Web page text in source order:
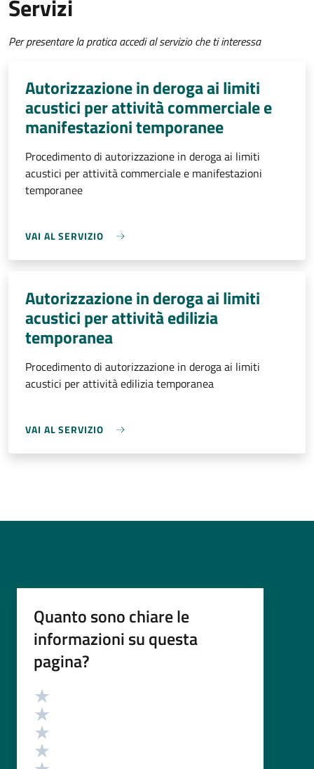
Servizi
Per presentare la pratica accedi al servizio che ti interessa
Autorizzazione in deroga ai limiti
acustici per attività commerciale e
manifestazioni temporanee
Procedimento di autorizzazione in deroga ai limiti
acustici per attività commerciale e manifestazioni
temporanee
VAI AL SERVIZIO
Autorizzazione in deroga ai limiti
acustici per attività edilizia
temporanea
Procedimento di autorizzazione in deroga ai limiti
acustici per attività edilizia temporanea
VAI AL SERVIZIO
Quanto sono chiare le
informazioni su questa
pagina?
Valutazione